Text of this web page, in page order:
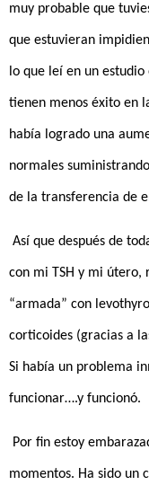
muy probable que
que estuvieran
lo que leí en un
tienen menos éxito en
había logrado una
normales
de la transferencia de
Así que después de
con mi TSH y mi útero,
“armada” con
corticoides (gracias a
Si había un problema
funcionar….y funcionó.
Por fin estoy
momentos. Ha sido un